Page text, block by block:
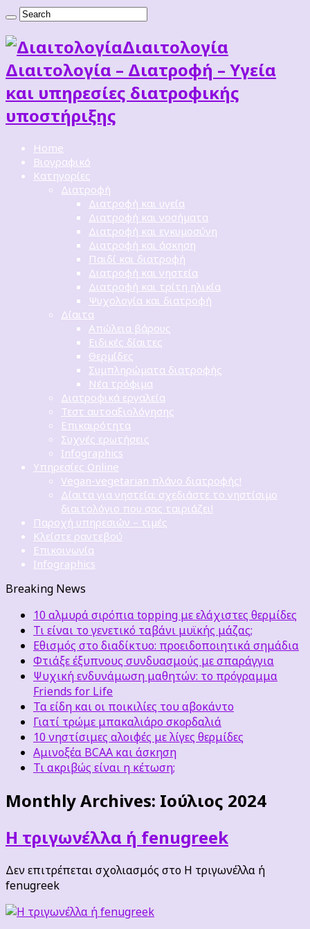
Διαιτoλογία
Διαιτολογία – Διατροφή – Υγεία
και υπηρεσίες διατροφικής
υποστήριξης
Home
Βιογραφικό
Κατηγορίες
Διατροφή
Διατροφή και υγεία
Διατροφή και νοσήματα
Διατροφή και εγκυμοσύνη
Διατροφή και άσκηση
Παιδί και διατροφή
Διατροφή και νηστεία
Διατροφή και τρίτη ηλικία
Ψυχολογία και διατροφή
Δίαιτα
Απώλεια βάρους
Ειδικές δίαιτες
Θερμίδες
Συμπληρώματα διατροφής
Νέα τρόφιμα
Διατροφικά εργαλεία
Τεστ αυτοαξιολόγησης
Επικαιρότητα
Συχνές ερωτήσεις
Infographics
Υπηρεσίες Online
Vegan-vegetarian πλάνο διατροφής!
Δίαιτα για νηστεία: σχεδιάστε το νηστίσιμο
διαιτολόγιο που σας ταιριάζει!
Παροχή υπηρεσιών – τιμές
Κλείστε ραντεβού
Επικοινωνία
Infographics
Breaking News
10 αλμυρά σιρόπια topping με ελάχιστες θερμίδες
Τι είναι το γενετικό ταβάνι μυϊκής μάζας;
Εθισμός στο διαδίκτυο: προειδοποιητικά σημάδια
Φτιάξε έξυπνους συνδυασμούς με σπαράγγια
Ψυχική ενδυνάμωση μαθητών: το πρόγραμμα
Friends for Life
Τα είδη και οι ποικιλίες του αβοκάντο
Γιατί τρώμε μπακαλιάρο σκορδαλιά
10 νηστίσιμες αλοιφές με λίγες θερμίδες
Αμινοξέα BCAA και άσκηση
Τι ακριβώς είναι η κέτωση;
Monthly Archives: Ιούλιος 2024
Η τριγωνέλλα ή fenugreek
Δεν επιτρέπεται σχολιασμός στο Η τριγωνέλλα ή
fenugreek